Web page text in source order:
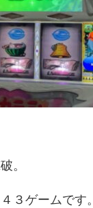
。
３ゲームです。